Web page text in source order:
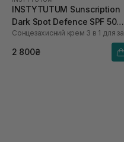
INSTYTUTUM Sunscription
Dark Spot Defence SPF 50
NEW 50 мл
2 800₴